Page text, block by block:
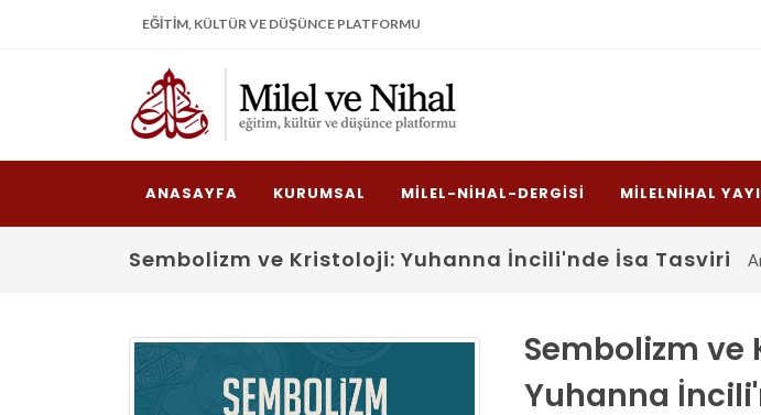
EĞITIM, KÜLTÜR VE DÜŞÜNCE PLATFORMU
ANASAYFA KURUMSAL MILEL-NIHAL-DERGISI MILELNIHAL
Sembolizm ve Kristoloji: Yuhanna İncili'nde İsa Tasviri
Sembolizm ve
Yuhanna